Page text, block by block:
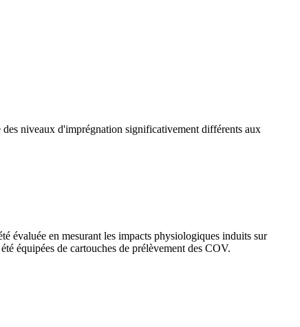
niveaux d'imprégnation significativement différents aux
évaluée en mesurant les impacts physiologiques induits sur
équipées de cartouches de prélèvement des COV.